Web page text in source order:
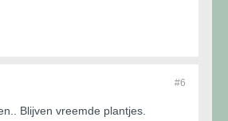
#6
Blijven vreemde plantjes.